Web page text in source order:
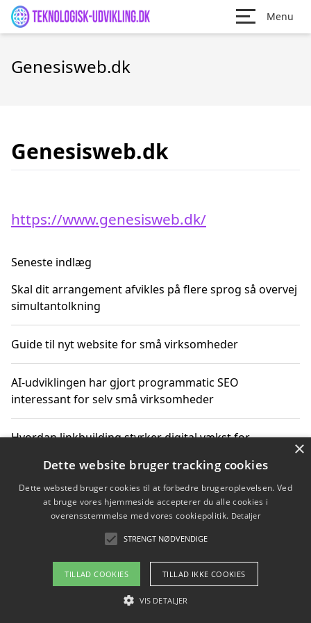
Menu
Genesisweb.dk
Genesisweb.dk
https://www.genesisweb.dk/
Seneste indlæg
Skal dit arrangement afvikles på flere sprog så overvej
simultantolkning
Guide til nyt website for små virksomheder
AI-udviklingen har gjort programmatic SEO
interessant for selv små virksomheder
Hvordan linkbuilding styrker digital vækst for
Sådan har udviklingen inden for genbrug af elektronik
ændret sig
Copyright 2026 - Pilanto Aps
Om / kontakt
×
Dette website bruger tracking cookies
Dette websted bruger cookies til at forbedre brugeroplevelsen. Ved
at bruge vores hjemmeside accepterer du alle cookies i
overensstemmelse med vores cookiepolitik. Detaljer
STRENGT NØDVENDIGE
TILLAD COOKIES TILLAD IKKE COOKIES
VIS DETALJER